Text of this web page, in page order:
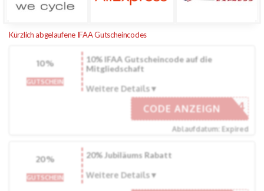
Kürzlich abgelaufene IFAA Gutscheincodes
10%
GUTSCHEIN
10% IFAA Gutscheincode auf die
Mitgliedschaft
Weitere Details
IFAA24
CODE ANZEIGN
Ablaufdatum: Expired
20%
GUTSCHEIN
20% Jubiläums Rabatt
Weitere Details